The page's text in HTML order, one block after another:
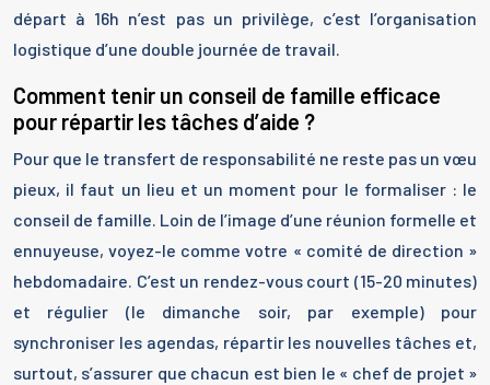
départ à 16h n’est pas un privilège, c’est l’organisation
logistique d’une double journée de travail.
Comment tenir un conseil de famille efficace
pour répartir les tâches d’aide ?
Pour que le transfert de responsabilité ne reste pas un vœu
pieux, il faut un lieu et un moment pour le formaliser : le
conseil de famille. Loin de l’image d’une réunion formelle et
ennuyeuse, voyez-le comme votre « comité de direction »
hebdomadaire. C’est un rendez-vous court (15-20 minutes)
et régulier (le dimanche soir, par exemple) pour
synchroniser les agendas, répartir les nouvelles tâches et,
surtout, s’assurer que chacun est bien le « chef de projet »